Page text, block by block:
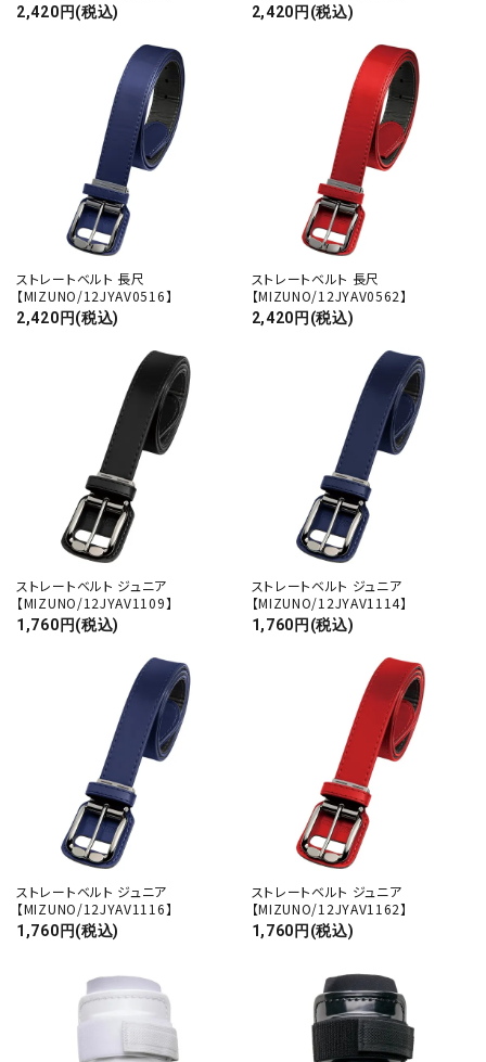
2,420円(税込) 2,420円(税込)
ストレートベルト 長尺
【MIZUNO/12JYAV0516】
2,420円(税込)
ストレートベルト 長尺
【MIZUNO/12JYAV0562】
2,420円(税込)
ストレートベルト ジュニア
【MIZUNO/12JYAV1109】
1,760円(税込)
ストレートベルト ジュニア
【MIZUNO/12JYAV1114】
1,760円(税込)
ストレートベルト ジュニア
【MIZUNO/12JYAV1116】
1,760円(税込)
ストレートベルト ジュニア
【MIZUNO/12JYAV1162】
1,760円(税込)